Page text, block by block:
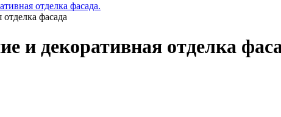
отделка фасада.
фасада
и декоративная отделка